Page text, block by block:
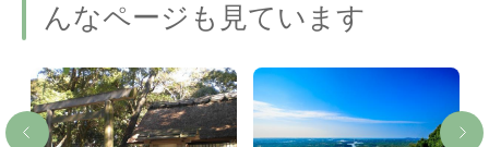
んなページも見ています